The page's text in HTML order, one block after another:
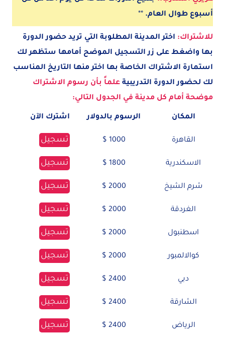
أسبوع طوال العام. **
للاشتراك: اختر المدينة المطلوبة التي تريد حضور الدورة
بها واضغط على زر التسجيل الموضح أمامها ستظهر لك
استمارة الاشتراك الخاصة بها اختر منها التاريخ المناسب
لك لحضور الدورة التدريبية علماً بأن رسوم الاشتراك
موضحة أمام كل مدينة في الجدول التالي:
المكان الرسوم بالدولار اشترك الآن
القاهرة 1000 $ تسجيل
الاسكندرية 1800 $ تسجيل
شرم الشيخ 2000 $ تسجيل
الغردقة 2000 $ تسجيل
اسطنبول 2000 $ تسجيل
كوالالمبور 2000 $ تسجيل
دبي 2400 $ تسجيل
الشارقة 2400 $ تسجيل
الرياض 2400 $ تسجيل